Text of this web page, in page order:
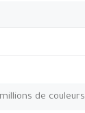
de couleurs